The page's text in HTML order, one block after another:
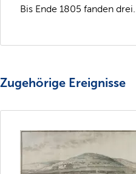
Bis Ende 1805 fanden drei...
Zugehörige Ereignisse